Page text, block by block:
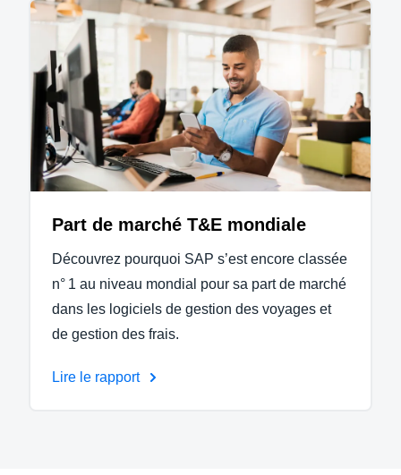
Part de marché T&E mondiale
Découvrez pourquoi SAP s’est encore classée
n° 1 au niveau mondial pour sa part de marché
dans les logiciels de gestion des voyages et
de gestion des frais.
Lire le rapport